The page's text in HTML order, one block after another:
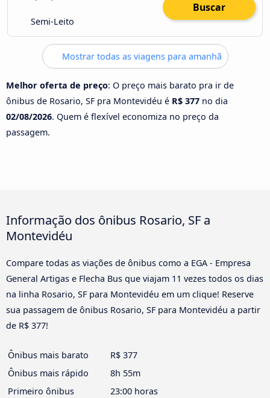
Semi-Leito
Buscar
Mostrar todas as viagens para amanhã
Melhor oferta de preço: O preço mais barato pra ir de
ônibus de Rosario, SF pra Montevidéu é R$ 377 no dia
02/08/2026. Quem é flexível economiza no preço da
passagem.
Informação dos ônibus Rosario, SF a
Montevidéu
Compare todas as viações de ônibus como a EGA - Empresa
General Artigas e Flecha Bus que viajam 11 vezes todos os dias
na linha Rosario, SF para Montevidéu em um clique! Reserve
sua passagem de ônibus Rosario, SF para Montevidéu a partir
de R$ 377!
Ônibus mais barato
R$ 377
Ônibus mais rápido
8h 55m
Primeiro ônibus
23:00 horas